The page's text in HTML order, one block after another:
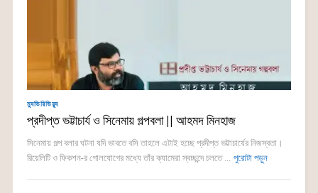
ম্যুভিরিভিয়্যু
প্রদীপ্ত ভট্টাচার্য ও সিনেমায় গল্পবলা || আহমদ মিনহাজ
সিনেমায় গল্প বলার ঘটনা যদি ভাবতে বসি তাহলে এটাই হচ্ছে প্রদীপ্ত ভট্টাচার্যের নিজস্বতা।
রিয়েলিটি ও ফিকশন-র গোলযোগের মধ্যে তাঁর ক্যামেরা স্বচ্ছন্দে চলতে ... পুরোটা পড়ুন